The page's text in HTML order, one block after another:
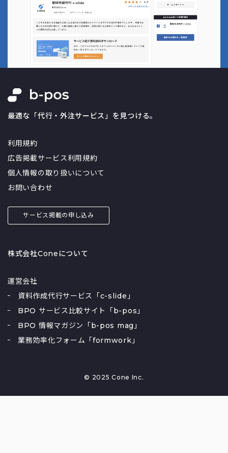
最適な「代行・外注サービス」を見つける。
利用規約
広告掲載サービス利用規約
個人情報の取り扱いについて
お問い合わせ
サービス掲載の申し込み
株式会社Coneについて
運営会社
資料作成代行サービス「c-slide」
BPO サービス比較サイト「b-pos」
BPO 情報マガジン「b-pos mag」
業務効率化フォーム「formwork」
© 2025 Cone Inc.